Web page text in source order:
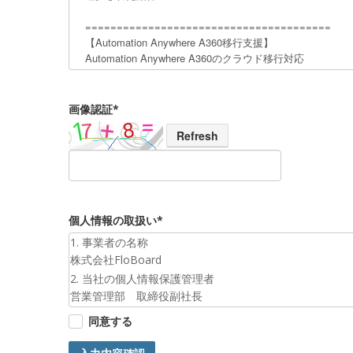
画像認証*
Refresh
個人情報の取扱い*
1. 事業者の名称
株式会社FloBoard
2. 当社の個人情報保護管理者
営業管理部 取締役副社長
3. 個人情報の利用目的
お預かりした個人情報は、お問合せへの対応のために利
同意する